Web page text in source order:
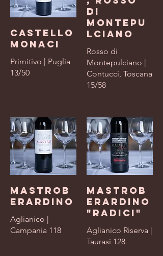
Castello
Monaci
Primitivo | Puglia
13/50
di
Montepu
lciano
Rosso di
Montepulciano |
Contucci, Toscana
15/58
Mastrob
erardino
Aglianico |
Campania 118
Mastrob
erardino
"Radici"
Aglianico Riserva |
Taurasi 128